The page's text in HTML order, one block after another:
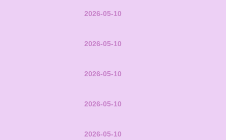
2026-05-10
2026-05-10
2026-05-10
2026-05-10
2026-05-10